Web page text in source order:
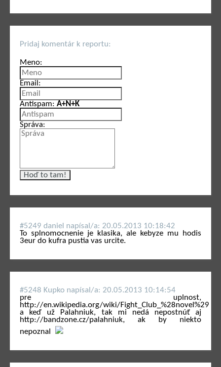
Pridaj komentár k reportu:
Meno:
Email:
Antispam: A+N+K
Správa:
#5249 daniel napí­sal/a: 20.05.2013 10:18:42
To splnomocnenie je klasika, ale kebyze mu hodis
3eur do kufra pustia vas urcite.
#5248 Kupko napí­sal/a: 20.05.2013 10:14:54
pre uplnost,
http://en.wikipedia.org/wiki/Fight_Club_%28novel%29
a keď už Palahniuk, tak mi nedá nepostnúť aj
http://bandzone.cz/palahniuk, ak by niekto
nepoznal